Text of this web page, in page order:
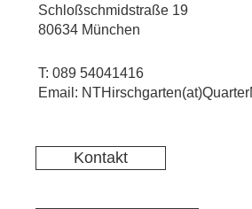
Schloßschmidstraße 19
80634 München
T: 089 54041416
Email:
Kontakt